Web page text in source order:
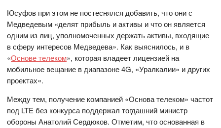
Юсуфов при этом не постеснялся добавить, что они с
Медведевым «делят прибыль и активы и что он является
одним из лиц, уполномоченных держать активы, входящие
в сферу интересов Медведева». Как выяснилось, и в
«Основе телеком», которая владеет лицензией на
мобильное вещание в диапазоне 4G, «Уралкалии» и других
проектах«.
Между тем, получение компанией «Основа телеком» частот
под LTE без конкурса поддержал тогдашний министр
обороны Анатолий Сердюков. Отметим, что основанная в